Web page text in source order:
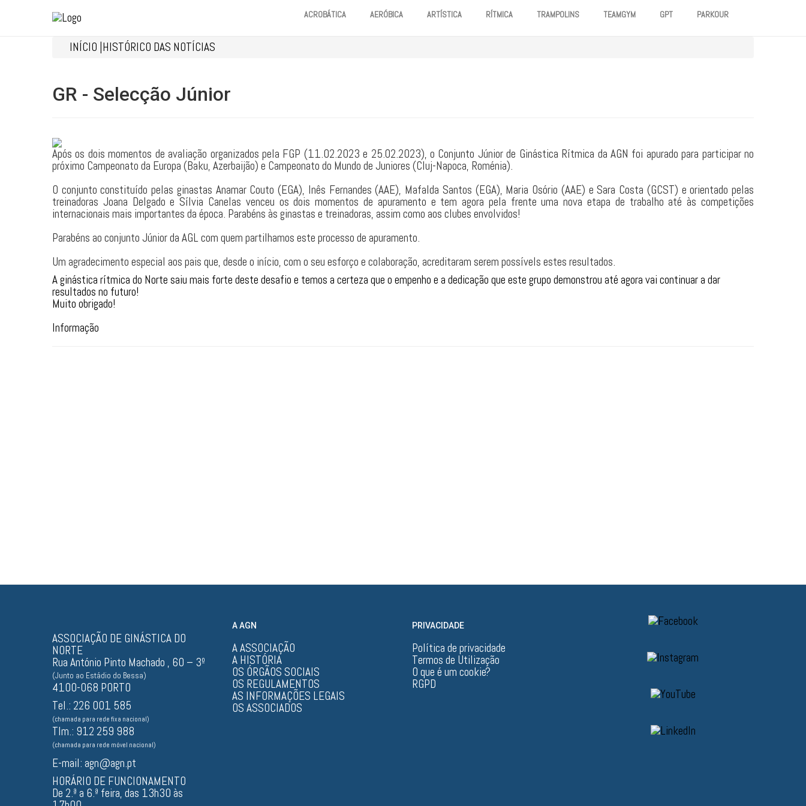
ACROBÁTICA AERÓBICA ARTÍSTICA RÍTMICA TRAMPOLINS TEAMGYM GPT PARKOUR
INÍCIO |HISTÓRICO DAS NOTÍCIAS
GR - Selecção Júnior
Após os dois momentos de avaliação organizados pela FGP (11.02.2023 e 25.02.2023), o Conjunto Júnior de Ginástica Rítmica da AGN foi apurado para participar no
próximo Campeonato da Europa (Baku, Azerbaijão) e Campeonato do Mundo de Juniores (Cluj-Napoca, Roménia).
O conjunto constituído pelas ginastas Anamar Couto (EGA), Inês Fernandes (AAE), Mafalda Santos (EGA), Maria Osório (AAE) e Sara Costa (GCST) e orientado pelas
treinadoras Joana Delgado e Sílvia Canelas venceu os dois momentos de apuramento e tem agora pela frente uma nova etapa de trabalho até às competições
internacionais mais importantes da época. Parabéns às ginastas e treinadoras, assim como aos clubes envolvidos!
Parabéns ao conjunto Júnior da AGL com quem partilhamos este processo de apuramento.
Um agradecimento especial aos pais que, desde o início, com o seu esforço e colaboração, acreditaram serem possívels estes resultados.
A ginástica rítmica do Norte saiu mais forte deste desafio e temos a certeza que o empenho e a dedicação que este grupo demonstrou até agora vai continuar a dar
resultados no futuro!
Muito obrigado!
Informação
ASSOCIAÇÃO DE GINÁSTICA DO
NORTE
Rua António Pinto Machado , 60 – 3º
(Junto ao Estádio do Bessa)
4100-068 PORTO
Tel.: 226 001 585
(chamada para rede fixa nacional)
Tlm.: 912 259 988
(chamada para rede móvel nacional)
E-mail: agn@agn.pt
HORÁRIO DE FUNCIONAMENTO
De 2.ª a 6.ª feira, das 13h30 às
A AGN
A ASSOCIAÇÃO
A HISTÓRIA
OS ÓRGÃOS SOCIAIS
OS REGULAMENTOS
AS INFORMAÇÕES LEGAIS
OS ASSOCIADOS
PRIVACIDADE
Política de privacidade
Termos de Utilização
O que é um cookie?
RGPD